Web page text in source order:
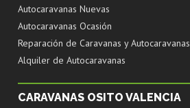
Autocaravanas Nuevas
Autocaravanas Ocasión
Reparación de Caravanas y Autocaravanas
Alquiler de Autocaravanas
CARAVANAS OSITO VALENCIA